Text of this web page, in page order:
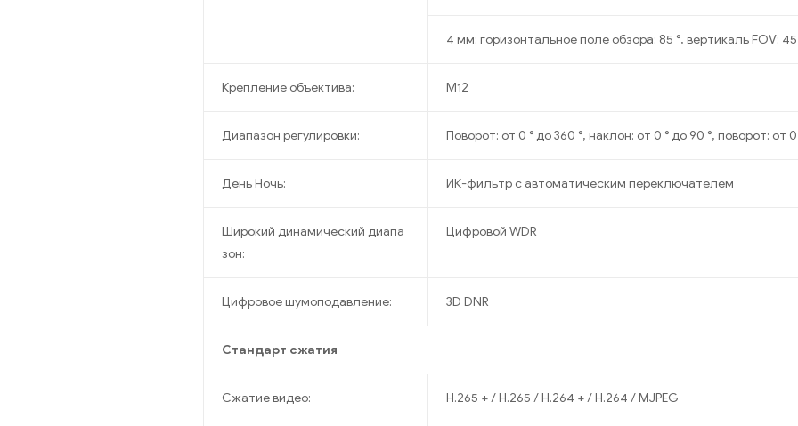
4 мм: горизонтальное поле обзора: 85 °, вертикаль FOV: 45
Крепление объектива: M12
Диапазон регулировки: Поворот: от 0 ° до 360 °, наклон: от 0 ° до 90 °, поворот: от 0
День Ночь: ИК-фильтр с автоматическим переключателем
Широкий динамический диапа
зон:
Цифровой WDR
Цифровое шумоподавление: 3D DNR
Стандарт сжатия
Сжатие видео: H.265 + / H.265 / H.264 + / H.264 / MJPEG